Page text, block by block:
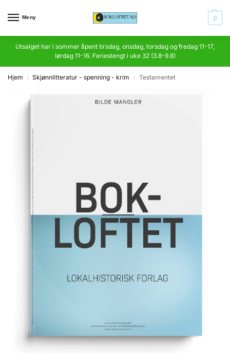
Meny 0
Utsalget har i sommer åpent tirsdag, onsdag, torsdag og fredag 11-17,
lørdag 11-16. Feriestengt i uke 32 (3.8-9.8)
Hjem / Skjønnlitteratur - spenning - krim / Testamentet